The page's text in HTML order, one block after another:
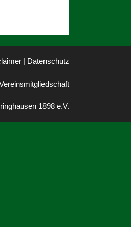
| Datenschutz
1898 e.V.